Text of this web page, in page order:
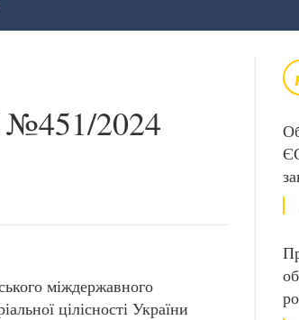
2024
міждержавного
цілісності України